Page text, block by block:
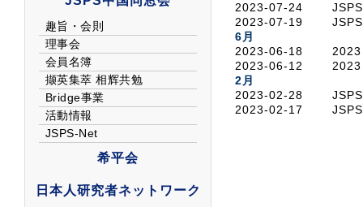
2023-07-24
2023-07-19
6月
2023-06-18
2023-06-12
2月
2023-02-28
2023-02-17